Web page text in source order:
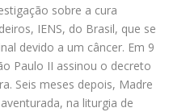
sobre a cura
IENS, do Brasil, que se
devido a um câncer. Em 9
Paulo II assinou o decreto
Seis meses depois, Madre
na liturgia de